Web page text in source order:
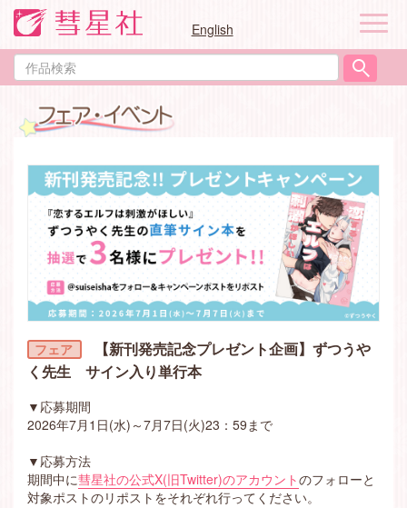
English
作
品
ナ
ゲ
ー
【新刊発売記念プレゼント企画】ずつうや
く先生 サイン入り単行本
▼応募期間
2026年7月1日(水)～7月7日(火)23：59まで
▼応募方法
期間中に彗星社の公式X(旧Twitter)のアカウントのフォローと
対象ポストのリポストをそれぞれ行ってください。